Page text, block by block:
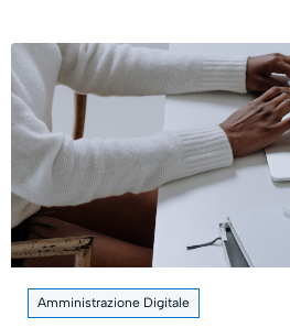
Amministrazione Digitale